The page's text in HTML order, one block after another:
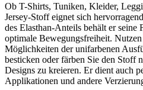
Ob T-Shirts, Tuniken, Kleider,
Jersey-Stoff eignet sich
des Elasthan-Anteils behält er seine
optimale Bewegungsfreiheit.
Möglichkeiten der unifarbenen
besticken oder färben Sie den Stoff
Designs zu kreieren. Er dient auch
Applikationen und andere